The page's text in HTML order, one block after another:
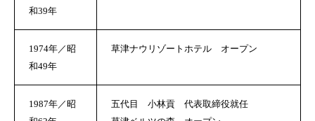
和39年
1974年／昭
和49年
草津ナウリゾートホテル オープン
1987年／昭
五代目 小林貢 代表取締役就任